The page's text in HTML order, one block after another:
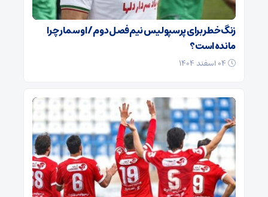
زنگ خطر برای پرسپولیس نیم‌فصل دوم / اوسمار چرا
مانده است؟